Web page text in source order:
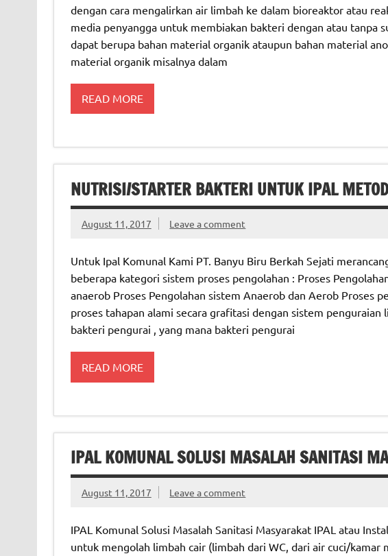
dengan cara mengalirkan air limbah ke dalam bioreaktor atau
media penyangga untuk membiakan bakteri dengan atau tanpa
dapat berupa bahan material organik ataupun bahan material
material organik misalnya dalam
READ MORE
NUTRISI/STARTER BAKTERI UNTUK IPAL
August 11, 2017 Leave a comment
Untuk Ipal Komunal Kami PT. Banyu Biru Berkah Sejati
beberapa kategori sistem proses pengolahan : Proses
anaerob Proses Pengolahan sistem Anaerob dan Aerob Proses
proses tahapan alami secara grafitasi dengan sistem
bakteri pengurai , yang mana bakteri pengurai
READ MORE
IPAL KOMUNAL SOLUSI MASALAH SANITASI
August 11, 2017 Leave a comment
IPAL Komunal Solusi Masalah Sanitasi Masyarakat IPAL atau
untuk mengolah limbah cair (limbah dari WC, dari air cuci/kamar